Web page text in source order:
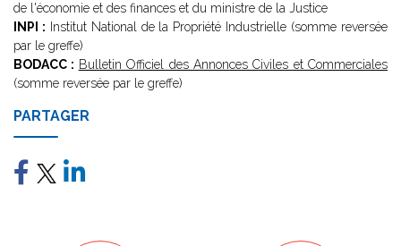
de l'économie et des finances et du ministre de la Justice
INPI : Institut National de la Propriété Industrielle (somme reversée
par le greffe)
BODACC : Bulletin Officiel des Annonces Civiles et Commerciales
(somme reversée par le greffe)
PARTAGER